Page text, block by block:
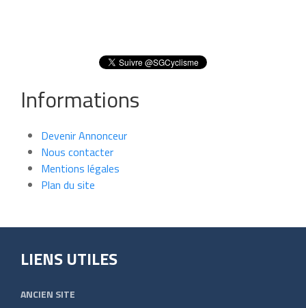
Informations
Devenir Annonceur
Nous contacter
Mentions légales
Plan du site
LIENS UTILES
ANCIEN SITE